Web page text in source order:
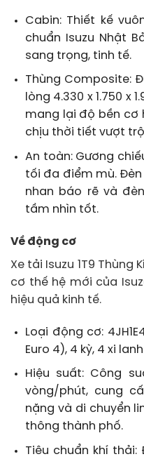
Cabin: Thiết kế
chuẩn Isuzu Nhật
sang trọng, tinh tế.
Thùng Composite:
lòng 4.330 x 1.750 x
mang lại độ bền cơ
chịu thời tiết vượt
An toàn: Gương
tối đa điểm mù. Đèn
nhan báo rẽ và
tầm nhìn tốt.
Về động cơ
Xe tải Isuzu 1T9
cơ thế hệ mới của
hiệu quả kinh tế.
Loại động cơ:
Euro 4), 4 kỳ, 4 xi
Hiệu suất: Công
vòng/phút, cung
nặng và di chuyển
thông thành phố.
Tiêu chuẩn khí